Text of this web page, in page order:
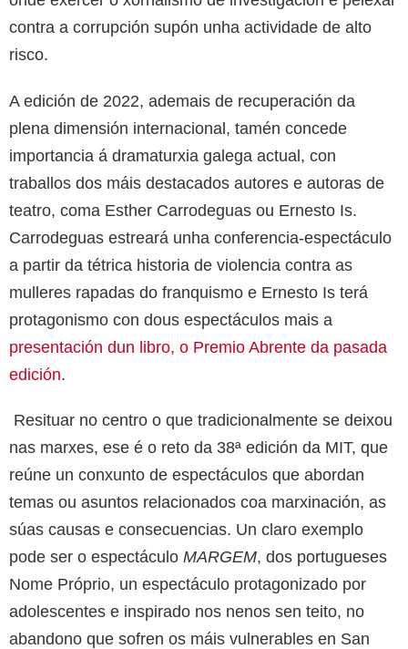
contra a corrupción supón unha actividade de alto
risco.
A edición de 2022, ademais de recuperación da
plena dimensión internacional, tamén concede
importancia á dramaturxia galega actual, con
traballos dos máis destacados autores e autoras de
teatro, coma Esther Carrodeguas ou Ernesto Is.
Carrodeguas estreará unha conferencia-espectáculo
a partir da tétrica historia de violencia contra as
mulleres rapadas do franquismo e Ernesto Is terá
protagonismo con dous espectáculos mais a
presentación dun libro, o Premio Abrente da pasada
edición.
Resituar no centro o que tradicionalmente se deixou
nas marxes, ese é o reto da 38ª edición da MIT, que
reúne un conxunto de espectáculos que abordan
temas ou asuntos relacionados coa marxinación, as
súas causas e consecuencias. Un claro exemplo
pode ser o espectáculo MARGEM, dos portugueses
Nome Próprio, un espectáculo protagonizado por
adolescentes e inspirado nos nenos sen teito, no
abandono que sofren os máis vulnerables en San